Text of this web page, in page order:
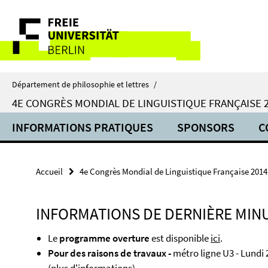
direkt
Inhalt
Service
navigation
Département de philosophie et lettres /
4E CONGRÈS MONDIAL DE LINGUISTIQUE FRANÇAISE
INFORMATIONS PRATIQUES SPONSORS
Accueil 4e Congrès Mondial de Linguistique Française 2014
INFORMATIONS DE DERNIÈRE
Leprogramme overtureest disponibleici.
Pour des raisons de travaux -métro ligne U3 - Lundi